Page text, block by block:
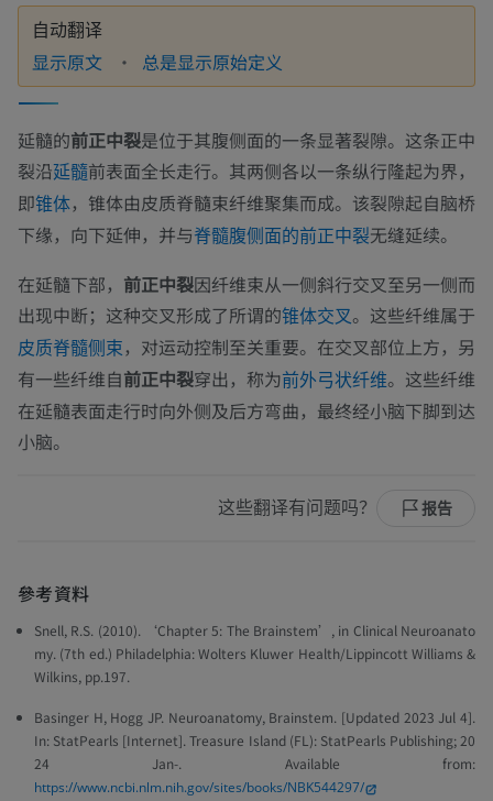
自动翻译
显示原文 总是显示原始定义
延髓的前正中裂是位于其腹侧面的一条显著裂隙。这条正中
裂沿延髓前表面全长走行。其两侧各以一条纵行隆起为界，
即锥体，锥体由皮质脊髓束纤维聚集而成。该裂隙起自脑桥
下缘，向下延伸，并与脊髓腹侧面的前正中裂无缝延续。
在延髓下部， 前正中裂因纤维束从一侧斜行交叉至另一侧而
出现中断；这种交叉形成了所谓的锥体交叉。这些纤维属于
皮质脊髓侧束，对运动控制至关重要。在交叉部位上方，另
有一些纤维自前正中裂穿出，称为前外弓状纤维。这些纤维
在延髓表面走行时向外侧及后方弯曲，最终经小脑下脚到达
小脑。
这些翻译有问题吗？ 报告
參考資料
Snell, R.S. (2010). ‘Chapter 5: The Brainstem’, in Clinical Neuroanato
my. (7th ed.) Philadelphia: Wolters Kluwer Health/Lippincott Williams &
Wilkins, pp.197.
Basinger H, Hogg JP. Neuroanatomy, Brainstem. [Updated 2023 Jul 4].
In: StatPearls [Internet]. Treasure Island (FL): StatPearls Publishing; 20
24 Jan-. Available from:
https://www.ncbi.nlm.nih.gov/sites/books/NBK544297/